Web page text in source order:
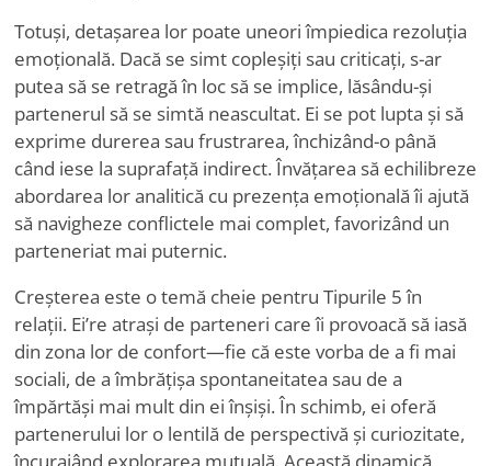
Totuși, detașarea lor poate uneori împiedica rezoluția
emoțională. Dacă se simt copleșiți sau criticați, s-ar
putea să se retragă în loc să se implice, lăsându-și
partenerul să se simtă neascultat. Ei se pot lupta și să
exprime durerea sau frustrarea, închizând-o până
când iese la suprafață indirect. Învățarea să echilibreze
abordarea lor analitică cu prezența emoțională îi ajută
să navigheze conflictele mai complet, favorizând un
parteneriat mai puternic.
Creșterea este o temă cheie pentru Tipurile 5 în
relații. Ei’re atrași de parteneri care îi provoacă să iasă
din zona lor de confort—fie că este vorba de a fi mai
sociali, de a îmbrățișa spontaneitatea sau de a
împărtăși mai mult din ei înșiși. În schimb, ei oferă
partenerului lor o lentilă de perspectivă și curiozitate,